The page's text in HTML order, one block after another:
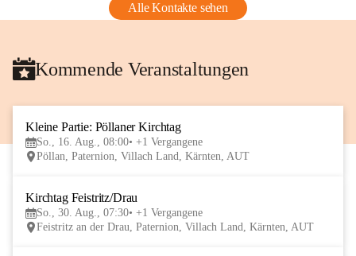
Alle Kontakte sehen
Kommende Veranstaltungen
Kleine Partie: Pöllaner Kirchtag
So., 16. Aug., 08:00 +1 Vergangene
Pöllan, Paternion, Villach Land, Kärnten, AUT
Kirchtag Feistritz/Drau
So., 30. Aug., 07:30 +1 Vergangene
Feistritz an der Drau, Paternion, Villach Land, Kärnten, AUT